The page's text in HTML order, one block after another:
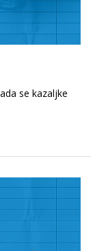
se kazaljke